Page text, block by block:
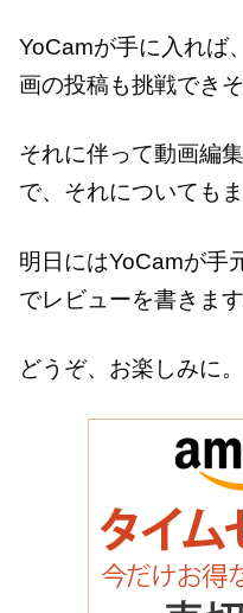
YoCamが手に入れば
画の投稿も挑戦できそ
それに伴って動画編
で、それについても
明日にはYoCamが手
でレビューを書きます
どうぞ、お楽しみに。